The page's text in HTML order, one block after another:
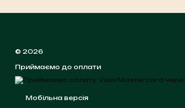
© 2026
Приймаємо до оплати
Мобільна версія